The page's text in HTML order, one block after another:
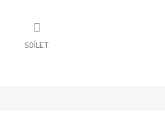
SDÍLET